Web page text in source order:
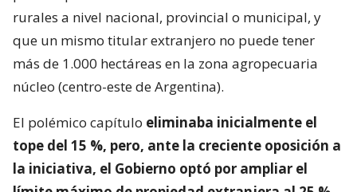
rurales a nivel nacional, provincial o municipal, y
que un mismo titular extranjero no puede tener
más de 1.000 hectáreas en la zona agropecuaria
núcleo (centro-este de Argentina).
El polémico capítulo eliminaba inicialmente el
tope del 15 %, pero, ante la creciente oposición a
la iniciativa, el Gobierno optó por ampliar el